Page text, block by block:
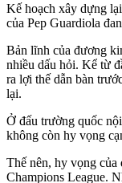
Kế hoạch xây dựng
của Pep Guardiola
Bản lĩnh của đương
nhiều dấu hỏi. Kể từ
ra lợi thế dẫn bàn
lại.
Ở đấu trường quốc
không còn hy vọng
Thế nên, hy vọng của
Champions League.